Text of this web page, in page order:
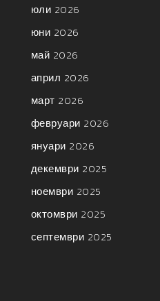
юли 2026
юни 2026
май 2026
април 2026
март 2026
февруари 2026
януари 2026
декември 2025
ноември 2025
октомври 2025
септември 2025